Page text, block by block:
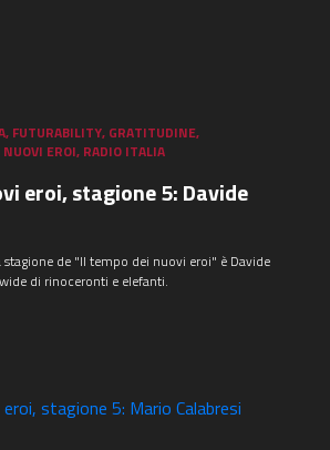
, FUTURABILITY, GRATITUDINE,
NUOVI EROI, RADIO ITALIA
eroi, stagione 5: Davide
de "Il tempo dei nuovi eroi" è Davide
di rinoceronti e elefanti.